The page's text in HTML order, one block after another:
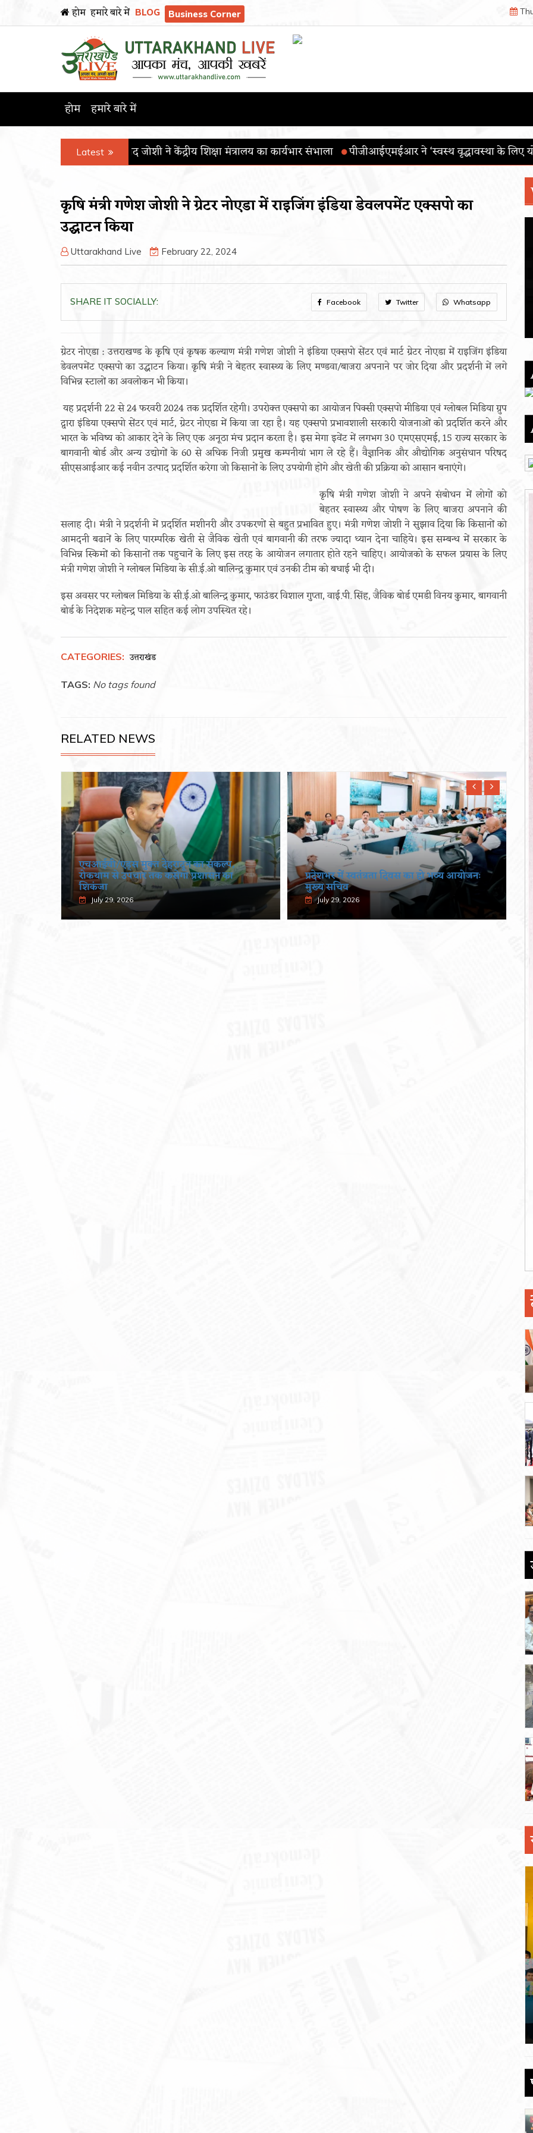
होम हमारे बारे में BLOG Business Corner
होम हमारे बारे में
Latest
प्रल्हाद जोशी ने केंद्रीय शिक्षा मंत्रालय का कार्यभार संभाला पीजीआईएमईआर ने ‘स्वस्थ वृद्धावस्था के लिए योग’ थीम के साथ 12वाँ
कृषि मंत्री गणेश जोशी ने ग्रेटर नोएडा में राइजिंग इंडिया डेवलपमेंट एक्सपो का
उद्घाटन किया
Uttarakhand Live February 22, 2024
SHARE IT SOCIALLY: Facebook Twitter Whatsapp
ग्रेटर नोएडा : उत्तराखण्ड के कृषि एवं कृषक कल्याण मंत्री गणेश जोशी ने इंडिया एक्सपो सेंटर एवं मार्ट ग्रेटर नोएडा में राइजिंग इंडिया
डेवलपमेंट एक्सपो का उद्घाटन किया। कृषि मंत्री ने बेहतर स्वास्थ्य के लिए मण्डवा/बाजरा अपनाने पर जोर दिया और प्रदर्शनी में लगे
विभिन्न स्टालों का अवलोकन भी किया।
यह प्रदर्शनी 22 से 24 फरवरी 2024 तक प्रदर्शित रहेगी। उपरोक्त एक्सपो का आयोजन पिक्सी एक्सपो मीडिया एवं ग्लोबल मिडिया ग्रुप
द्वारा इंडिया एक्सपो सेंटर एवं मार्ट, ग्रेटर नोएडा में किया जा रहा है। यह एक्सपो प्रभावशाली सरकारी योजनाओं को प्रदर्शित करने और
भारत के भविष्य को आकार देने के लिए एक अनूठा मंच प्रदान करता है। इस मेगा इवेंट में लगभग 30 एमएसएमई, 15 राज्य सरकार के
बागवानी बोर्ड और अन्य उद्योगों के 60 से अधिक निजी प्रमुख कम्पनीयां भाग ले रहे हैं। वैज्ञानिक और औद्योगिक अनुसंधान परिषद
सीएसआईआर कई नवीन उत्पाद प्रदर्शित करेगा जो किसानों के लिए उपयोगी होंगे और खेती की प्रक्रिया को आसान बनाएंगे।
कृषि मंत्री गणेश जोशी ने अपने संबोधन में लोगों को
बेहतर स्वास्थ्य और पोषण के लिए बाजरा अपनाने की
सलाह दी। मंत्री ने प्रदर्शनी में प्रदर्शित मशीनरी और उपकरणों से बहुत प्रभावित हुए। मंत्री गणेश जोशी ने सुझाव दिया कि किसानों को
आमदनी बढानें के लिए पारम्परिक खेती से जैविक खेती एवं बागवानी की तरफ ज्यादा ध्यान देना चाहिये। इस सम्बन्ध में सरकार के
विभिन्न स्किमों को किसानों तक पहुचानें के लिए इस तरह के आयोजन लगातार होते रहने चाहिए। आयोजको के सफल प्रयास के लिए
मंत्री गणेश जोशी ने ग्लोबल मिडिया के सी.ई.ओ बालिन्द्र कुमार एवं उनकी टीम को बधाई भी दी।
इस अवसर पर ग्लोबल मिडिया के सी.ई.ओ बालिन्द्र कुमार, फाउंडर विशाल गुप्ता, वाई.पी. सिंह, जैविक बोर्ड एमडी विनय कुमार, बागवानी
बोर्ड के निदेशक महेन्द्र पाल सहित कई लोग उपस्थित रहे।
CATEGORIES: उत्तराखंड
TAGS: No tags found
RELATED NEWS
एचआईवी/एड्स मुक्त देहरादून का संकल्प,
रोकथाम से उपचार तक कसेगा प्रशासन का
शिकंजा
July 29, 2026
प्रदेशभर में स्वतंत्रता दिवस का हो भव्य आयोजनः
मुख्य सचिव
July 29, 2026